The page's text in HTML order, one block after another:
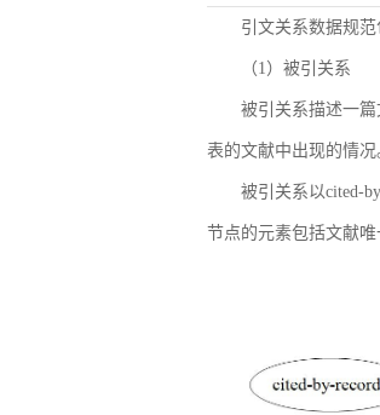
引文关系数据规
（1）被引关系
被引关系描述一
表的文献中出现的情况
被引关系以cited-
节点的元素包括文献